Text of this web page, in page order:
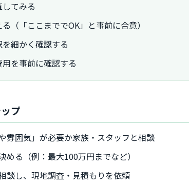
てみる
（「ここまででOK」と事前に合意）
細かく確認する
を事前に確認する
プ
雰囲気」が必要か家族・スタッフと相談
める（例：最大100万円までなど）
談し、現地調査・見積もりを依頼